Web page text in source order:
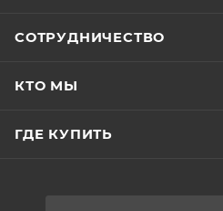
СОТРУДНИЧЕСТВО
КТО МЫ
ГДЕ КУПИТЬ